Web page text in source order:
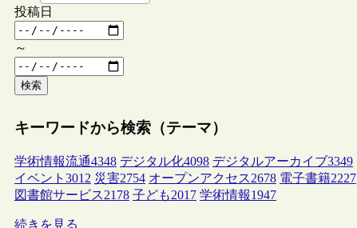
投稿日
～
検索
キーワードから検索（テーマ）
学術情報流通4348 デジタル化4098 デジタルアーカイブ3349
イベント 3012 災害2754 オープンアクセス2678 電子書籍2227
図書館サービス2178 子ども2017 学術情報1947
続きを見る